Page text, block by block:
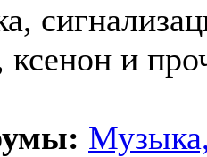
ксенон и